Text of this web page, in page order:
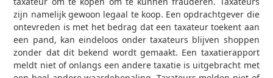
zijn namelijk gewoon legaal te koop. Een opdrachtgever die
ontevreden is met het bedrag dat een taxateur toekent aan
een pand, kan eindeloos onder taxateurs blijven shoppen
zonder dat dit bekend wordt gemaakt. Een taxatierapport
meldt niet of onlangs een andere taxatie is uitgebracht met